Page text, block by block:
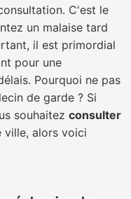
C'est le
un malaise tard
il est primordial
pour une
Pourquoi ne pas
de garde ? Si
souhaitez consulter
ville, alors voici